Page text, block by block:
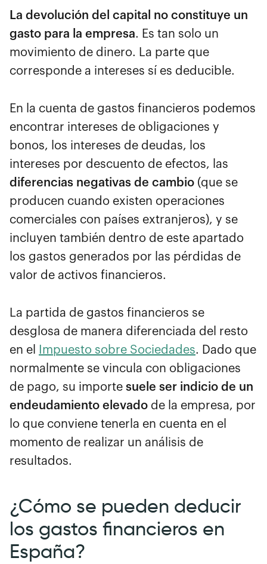
La devolución del capital no constituye un
gasto para la empresa. Es tan solo un
movimiento de dinero. La parte que
corresponde a intereses sí es deducible.
En la cuenta de gastos financieros podemos
encontrar intereses de obligaciones y
bonos, los intereses de deudas, los
intereses por descuento de efectos, las
diferencias negativas de cambio (que se
producen cuando existen operaciones
comerciales con países extranjeros), y se
incluyen también dentro de este apartado
los gastos generados por las pérdidas de
valor de activos financieros.
La partida de gastos financieros se
desglosa de manera diferenciada del resto
en el
Impuesto sobre Sociedades. Dado que
normalmente se vincula con obligaciones
de pago, su importe suele ser indicio de un
endeudamiento elevado de la empresa, por
lo que conviene tenerla en cuenta en el
momento de realizar un análisis de
resultados.
¿Cómo se pueden deducir
los gastos financieros en
España?